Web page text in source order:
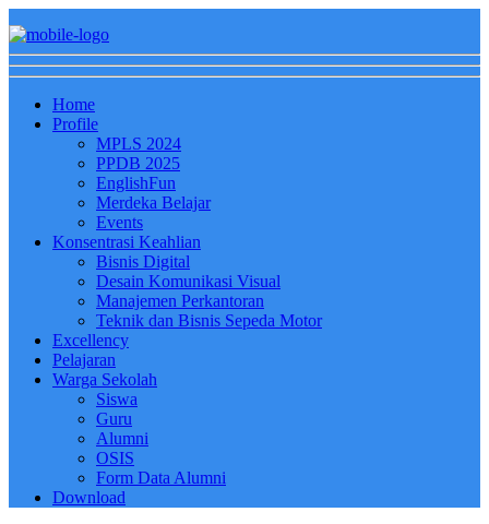
Home
Profile
MPLS 2024
PPDB 2025
EnglishFun
Merdeka Belajar
Events
Konsentrasi Keahlian
Bisnis Digital
Desain Komunikasi Visual
Manajemen Perkantoran
Teknik dan Bisnis Sepeda Motor
Excellency
Pelajaran
Warga Sekolah
Siswa
Guru
Alumni
OSIS
Form Data Alumni
Download